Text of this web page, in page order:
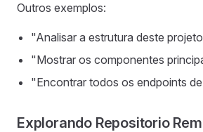
Outros exemplos:
"Analisar a estrutura deste
"Mostrar os componentes
"Encontrar todos os endpoints
Explorando Repositorio